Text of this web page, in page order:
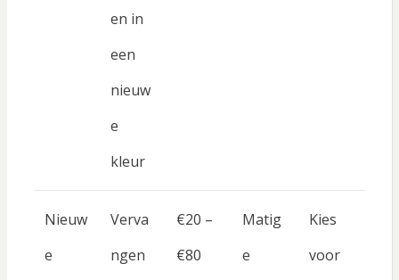
en in
een
nieuw
e
kleur
Nieuw
e
Verva
ngen
€20 –
€80
Matig
e
Kies
voor